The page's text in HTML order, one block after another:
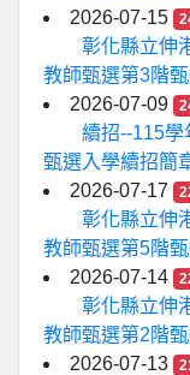
2026-07-15
彰化縣立伸
教師甄選第3階
2026-07-09
續招--115學
甄選入學續招簡
2026-07-17
彰化縣立伸
教師甄選第5階
2026-07-14
彰化縣立伸
教師甄選第2階
2026-07-13